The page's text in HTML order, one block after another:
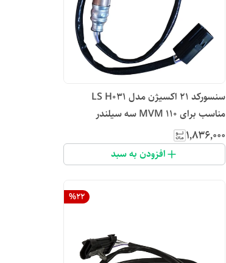
سنسورکد ۲۱ اکسیژن مدل LS H031
مناسب برای MVM 110 سه سیلندر
۱٬۸۳۶٬۰۰۰
افزودن به سبد
%22